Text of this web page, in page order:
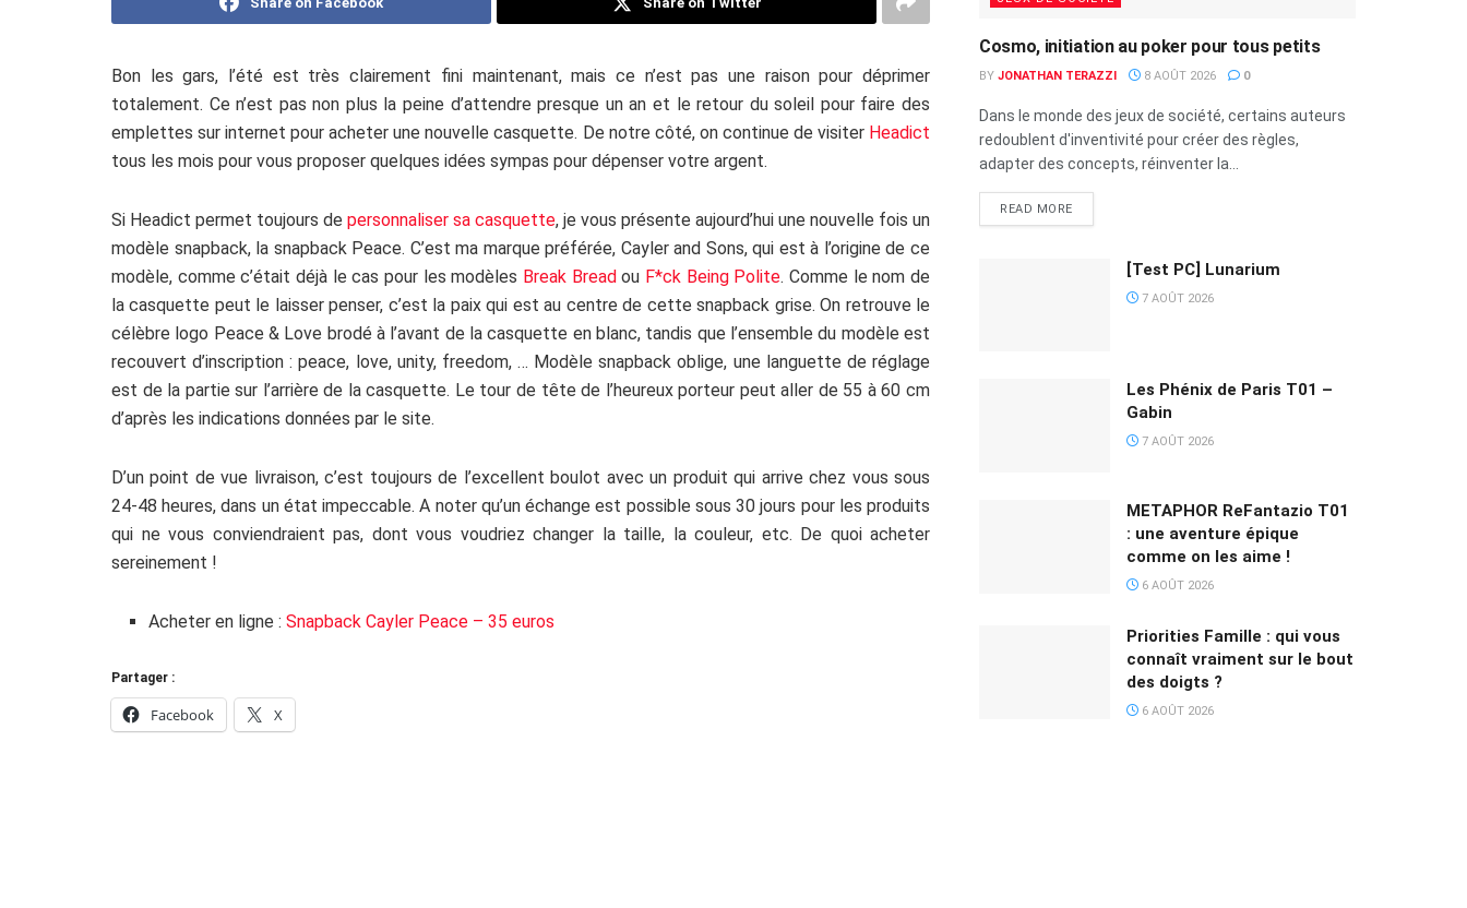
Bon les gars, l’été est très clairement fini maintenant, mais ce n’est pas une raison pour déprimer
totalement. Ce n’est pas non plus la peine d’attendre presque un an et le retour du soleil pour faire des
emplettes sur internet pour acheter une nouvelle casquette. De notre côté, on continue de visiter Headict
tous les mois pour vous proposer quelques idées sympas pour dépenser votre argent.
Si Headict permet toujours de personnaliser sa casquette, je vous présente aujourd’hui une nouvelle fois un
modèle snapback, la snapback Peace. C’est ma marque préférée, Cayler and Sons, qui est à l’origine de ce
modèle, comme c’était déjà le cas pour les modèles Break Breadou F*ck Being Polite. Comme le nom de
la casquette peut le laisser penser, c’est la paix qui est au centre de cette snapback grise. On retrouve le
célèbre logo Peace & Love brodé à l’avant de la casquette en blanc, tandis que l’ensemble du modèle est
recouvert d’inscription : peace, love, unity, freedom, … Modèle snapback oblige, une languette de réglage
est de la partie sur l’arrière de la casquette. Le tour de tête de l’heureux porteur peut aller de 55 à 60 cm
d’après les indications données par le site.
D’un point de vue livraison, c’est toujours de l’excellent boulot avec un produit qui arrive chez vous sous
24-48 heures, dans un état impeccable. A noter qu’un échange est possible sous 30 jours pour les produits
qui ne vous conviendraient pas, dont vous voudriez changer la taille, la couleur, etc. De quoi acheter
sereinement !
Acheter en ligne :Snapback Cayler Peace – 35 euros
Partager :
Facebook X
Cosmo, initiation au poker pour tous petits
BY JONATHAN TERAZZI 8 AOÛT 2026 0
Dans le monde des jeux de société, certains auteurs
redoublent d'inventivité pour créer des règles,
adapter des concepts, réinventer la...
READ MORE
[Test PC] Lunarium
7 AOÛT 2026
Les Phénix de Paris T01 –
Gabin
7 AOÛT 2026
METAPHOR ReFantazio T01
: une aventure épique
comme on les aime !
6 AOÛT 2026
Priorities Famille : qui vous
connaît vraiment sur le bout
des doigts ?
6 AOÛT 2026